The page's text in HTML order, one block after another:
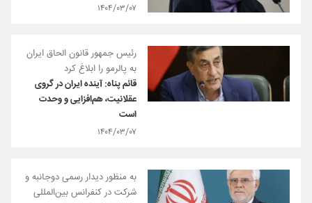
۱۴۰۴/۰۳/۰۷
رئیس جمهور قانون الحاق ایران
به پالرمو را ابلاغ کرد
قائم پناه: آینده ایران در گروی
عقلانیت، هم‌افزایی و وحدت
است
۱۴۰۴/۰۳/۰۷
به منظور دیدار رسمی دو‌جانبه و
شرکت در کنفرانس بین‌المللی